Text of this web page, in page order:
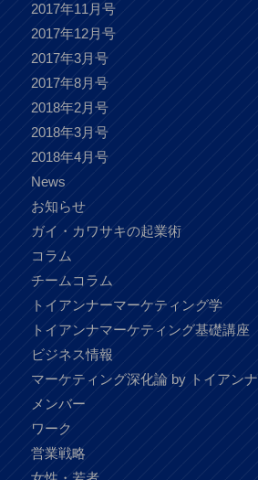
2017年11月号
2017年12月号
2017年3月号
2017年8月号
2018年2月号
2018年3月号
2018年4月号
News
お知らせ
ガイ・カワサキの起業術
コラム
チームコラム
トイアンナーマーケティング学
トイアンナマーケティング基礎講座
ビジネス情報
マーケティング深化論 by トイアンナ
メンバー
ワーク
営業戦略